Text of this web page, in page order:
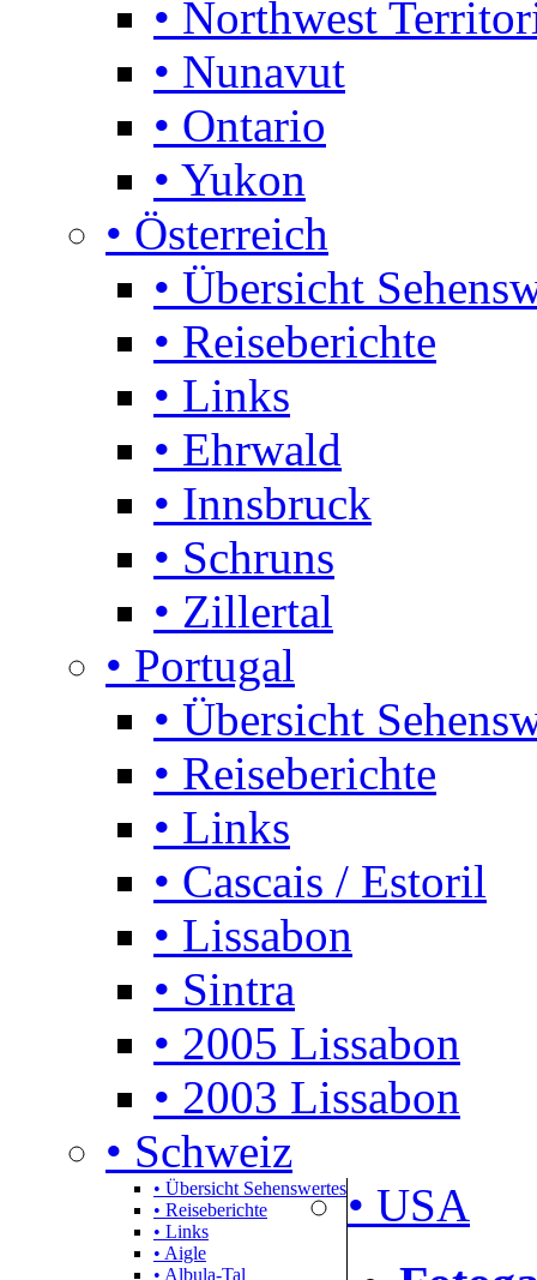
• Northwest
• Nunavut
• Ontario
• Yukon
• Österreich
• Übersicht
• Reiseberichte
• Links
• Ehrwald
• Innsbruck
• Schruns
• Zillertal
• Portugal
• Übersicht
• Reiseberichte
• Links
• Cascais / Estoril
• Lissabon
• Sintra
• 2005 Lissabon
• 2003 Lissabon
• Schweiz
• Übersicht Sehenswertes
• Reiseberichte
• Links
• Aigle
• Albula-Tal
• USA